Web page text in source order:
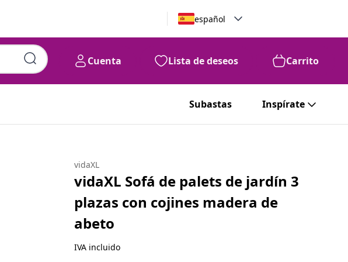
español
Cuenta Lista de deseos Carrito
Subastas Inspírate
vidaXL
vidaXL Sofá de palets de jardín 3
plazas con cojines madera de
abeto
IVA incluido